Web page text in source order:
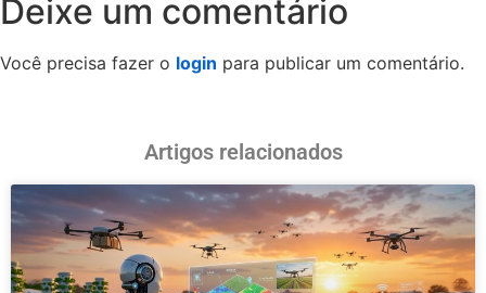
Deixe um comentário
Você precisa fazer o login para publicar um comentário.
Artigos relacionados